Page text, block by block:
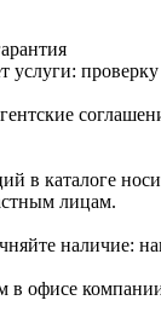
услуги:
в каталоге
лицам.
наличие:
в офисе